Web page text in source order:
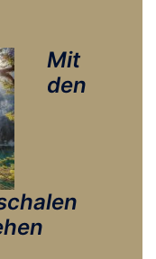
Mit
den